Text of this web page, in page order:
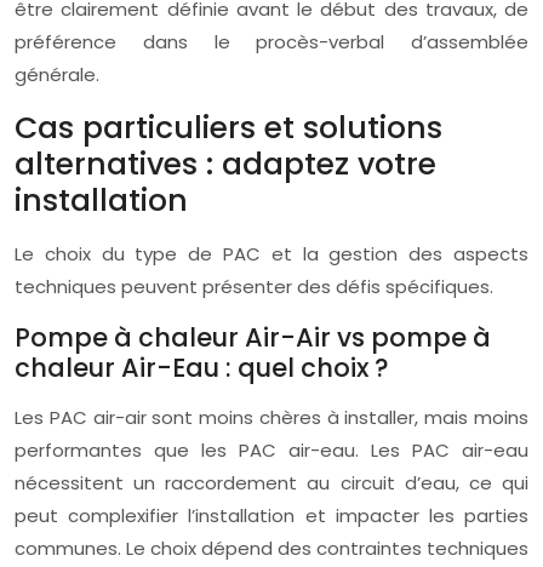
être clairement définie avant le début des travaux, de
préférence dans le procès-verbal d’assemblée
générale.
Cas particuliers et solutions
alternatives : adaptez votre
installation
Le choix du type de PAC et la gestion des aspects
techniques peuvent présenter des défis spécifiques.
Pompe à chaleur Air-Air vs pompe à
chaleur Air-Eau : quel choix ?
Les PAC air-air sont moins chères à installer, mais moins
performantes que les PAC air-eau. Les PAC air-eau
nécessitent un raccordement au circuit d’eau, ce qui
peut complexifier l’installation et impacter les parties
communes. Le choix dépend des contraintes techniques